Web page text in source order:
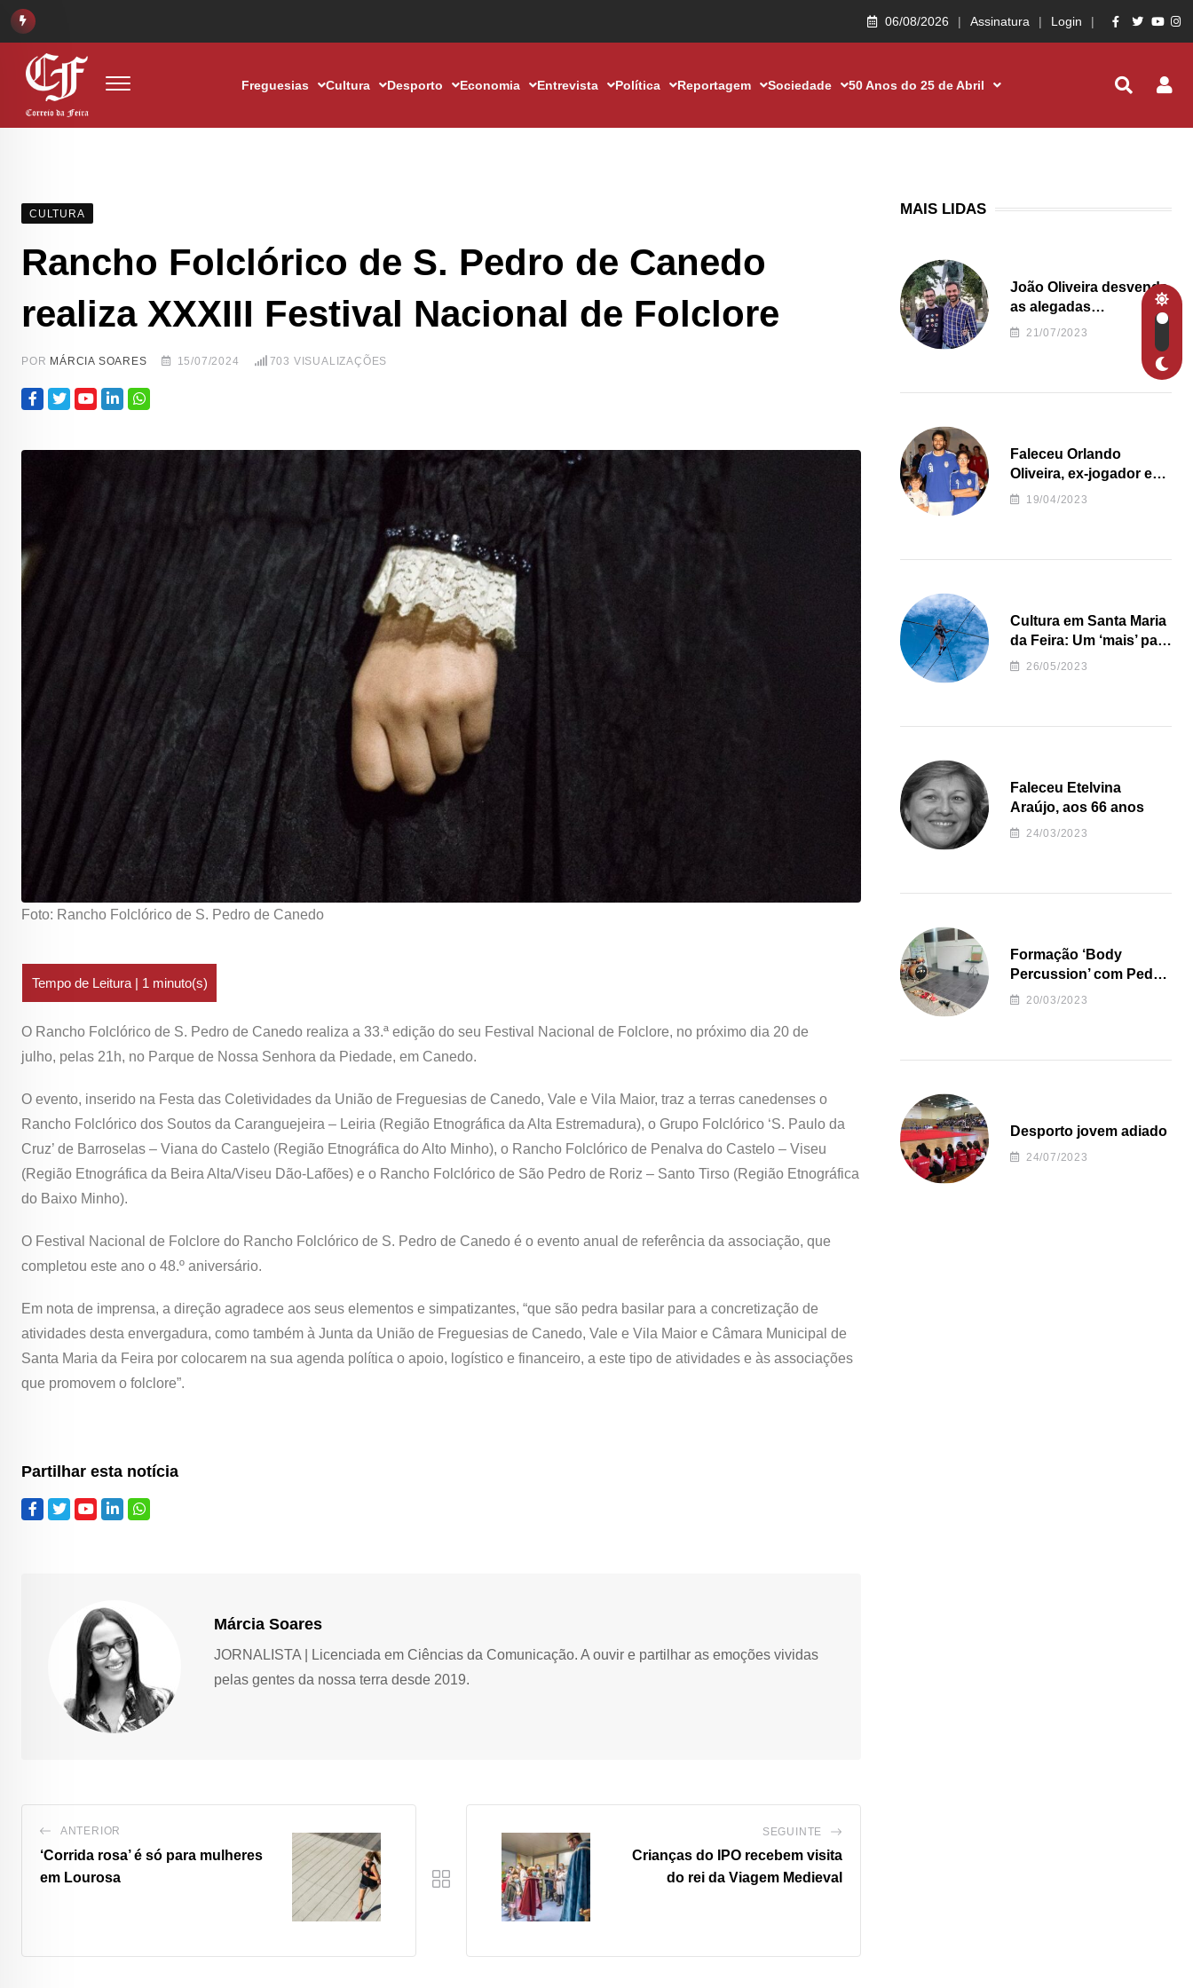
06/08/2026 Assinatura Login
Freguesias Cultura Desporto Economia Entrevista Política Reportagem Sociedade 50 Anos do 25 de Abril
CULTURA
Rancho Folclórico de S. Pedro de Canedo
realiza XXXIII Festival Nacional de Folclore
POR MÁRCIA SOARES 15/07/2024 703 VISUALIZAÇÕES
Foto: Rancho Folclórico de S. Pedro de Canedo
O Rancho Folclórico de S. Pedro de Canedo realiza a 33.ª edição do seu Festival Nacional de Folclore, no próximo dia 20 de
julho, pelas 21h, no Parque de Nossa Senhora da Piedade, em Canedo.
O evento, inserido na Festa das Coletividades da União de Freguesias de Canedo, Vale e Vila Maior, traz a terras canedenses o
Rancho Folclórico dos Soutos da Caranguejeira – Leiria (Região Etnográfica da Alta Estremadura), o Grupo Folclórico ‘S. Paulo da
Cruz’ de Barroselas – Viana do Castelo (Região Etnográfica do Alto Minho), o Rancho Folclórico de Penalva do Castelo – Viseu
(Região Etnográfica da Beira Alta/Viseu Dão-Lafões) e o Rancho Folclórico de São Pedro de Roriz – Santo Tirso (Região Etnográfica
do Baixo Minho).
O Festival Nacional de Folclore do Rancho Folclórico de S. Pedro de Canedo é o evento anual de referência da associação, que
completou este ano o 48.º aniversário.
Em nota de imprensa, a direção agradece aos seus elementos e simpatizantes, “que são pedra basilar para a concretização de
atividades desta envergadura, como também à Junta da União de Freguesias de Canedo, Vale e Vila Maior e Câmara Municipal de
Santa Maria da Feira por colocarem na sua agenda política o apoio, logístico e financeiro, a este tipo de atividades e às associações
que promovem o folclore”.
Partilhar esta notícia
Márcia Soares
JORNALISTA | Licenciada em Ciências da Comunicação. A ouvir e partilhar as emoções vividas
pelas gentes da nossa terra desde 2019.
ANTERIOR
‘Corrida rosa’ é só para mulheres
em Lourosa
SEGUINTE
Crianças do IPO recebem visita
do rei da Viagem Medieval
MAIS LIDAS
João Oliveira desvenda
as alegadas
irregularidades da
Junta de Freguesia S.
21/07/2023
Faleceu Orlando
Oliveira, ex-jogador e
treinador da formação
19/04/2023
Cultura em Santa Maria
da Feira: Um ‘mais’ para
o Concelho
26/05/2023
Faleceu Etelvina
Araújo, aos 66 anos
24/03/2023
Formação ‘Body
Percussion’ com Pedro
Almeida
20/03/2023
Desporto jovem adiado
24/07/2023